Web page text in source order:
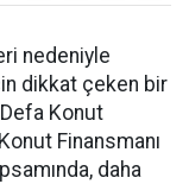
nedeniyle
dikkat çeken bir
Konut
Finansmanı
daha